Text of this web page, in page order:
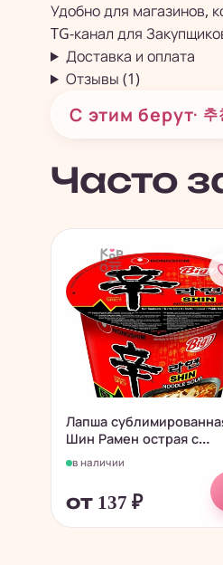
Удобно для магазинов,
TG-канал для
Доставка и оплата
Отзывы (1)
С этим берут· 추
Часто
Лапша
Шин Рамен острая с
говядиной...
в наличии
от 137 ₽